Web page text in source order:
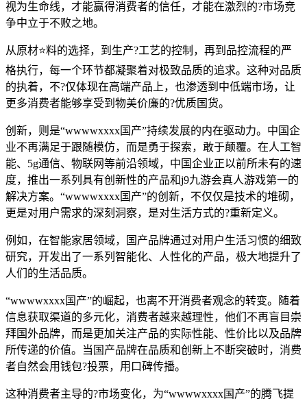
视为生命线，才能赢得消费者的信任，才能在激烈的?市场竞
争中立于不败之地。
从原材⭐料的选择，到生产?工艺的控制，再到品控流程的严
格执行，每一个环节都凝聚着对极致品质的追求。这种对品质
的执着，不?仅体现在高端产品上，也渗透到中低端市场，让
更多消费者能够享受到物美价廉的?优质国货。
创新，则是“wwwwxxxx国产”持续发展的内在驱动力。中国企
业不再满足于跟随模仿，而是勇于探索，敢于颠覆。在人工智
能、5g通信、物联网等前沿领域，中国企业正以前所未有的速
度，推出一系列具有创新性的产品和j9九游会真人游戏第一的
解决方案。“wwwwxxxx国产”的创新，不仅仅是技术的堆砌，
更是对用户需求的深刻洞察，是对生活方式的?重新定义。
例如，在智能家居领域，国产品牌通过对用户生活习惯的细致
研究，开发出了一系列智能化、人性化的产品，极大地提升了
人们的生活品质。
“wwwwxxxx国产”的崛起，也离不开消费者观念的转变。随着
信息获取渠道的多元化，消费者越来越理性，他们不再盲目崇
拜国外品牌，而是更加关注产品的实际性能、性价比以及品牌
所传递的价值。当国产品牌在品质和创新上不断突破时，消费
者自然会用钱包?投票，用口碑传播。
这种消费者主导的?市场变化，为“wwwwxxxx国产”的腾飞提